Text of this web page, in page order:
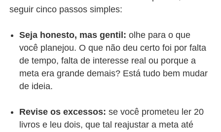
seguir cinco passos simples:
Seja honesto, mas gentil:olhe para o que
você planejou. O que não deu certo foi por falta
de tempo, falta de interesse real ou porque a
meta era grande demais? Está tudo bem mudar
de ideia.
Revise os excessos:se você prometeu ler 20
livros e leu dois, que tal reajustar a meta até